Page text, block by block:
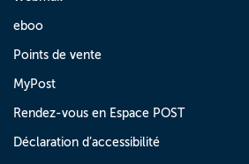
eboo
Points de vente
MyPost
Rendez-vous en Espace POST
Déclaration d’accessibilité